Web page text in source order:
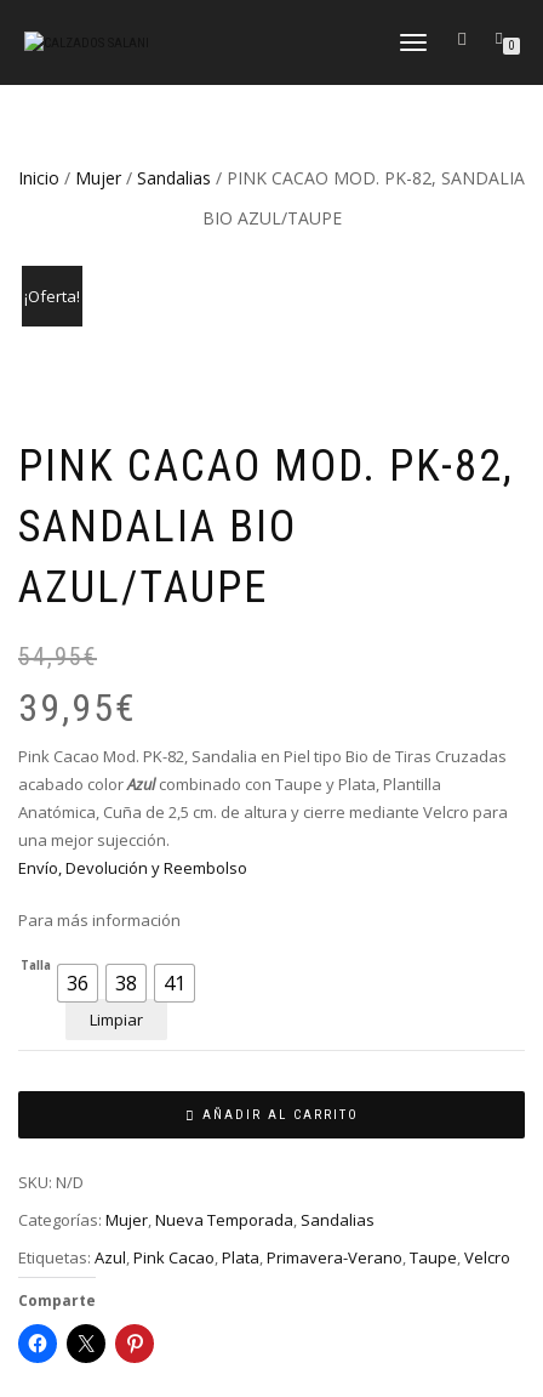
CAMBIAR
0
Inicio / Mujer / Sandalias / PINK CACAO MOD. PK-82, SANDALIA
BIO AZUL/TAUPE
¡Oferta!
PINK CACAO MOD. PK-82,
SANDALIA BIO
AZUL/TAUPE
54,95€
39,95€
Pink Cacao Mod. PK-82, Sandalia en Piel tipo Bio de Tiras Cruzadas
acabado colorAzulcombinado con Taupe y Plata, Plantilla
Anatómica, Cuña de 2,5 cm. de altura y cierre mediante Velcro para
una mejor sujección.
Envío, Devolución y Reembolso
Para más información
Talla
36 38 41
Limpiar
AÑADIR AL CARRITO
SKU: N/D
Categorías: Mujer,Nueva Temporada, Sandalias
Etiquetas: Azul,Pink Cacao,Plata,Primavera-Verano,Taupe,Velcro
Comparte